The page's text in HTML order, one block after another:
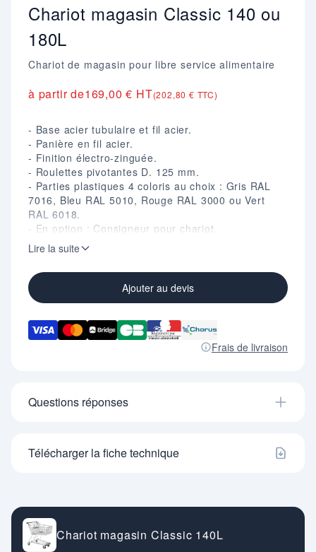
Chariot magasin Classic 140 ou
180L
Chariot de magasin pour libre service alimentaire
à partir de169,00 € HT(202,80 € TTC)
- Base acier tubulaire et fil acier.
- Panière en fil acier.
- Finition électro-zinguée.
- Roulettes pivotantes D. 125 mm.
- Parties plastiques 4 coloris au choix : Gris RAL
7016, Bleu RAL 5010, Rouge RAL 3000 ou Vert
RAL 6018.
- En option : Consigneur pour chariot.
Prix indiqué départ usine. Les frais de transport
seront calculés selon votre localisation et la
quantité commandée, puis détaillés dans votre
devis personnalisé.
Lire la suite
Ajouter au devis
Frais de livraison
Questions réponses
Télécharger la fiche technique
Chariot magasin Classic 140L